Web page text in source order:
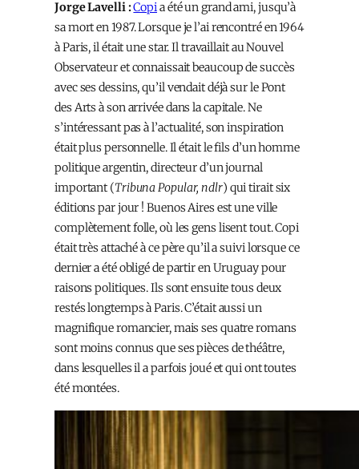
Jorge Lavelli :Copia été un grand ami, jusqu’à
sa mort en 1987. Lorsque je l’ai rencontré en 1964
à Paris, il était une star. Il travaillait au Nouvel
Observateur et connaissait beaucoup de succès
avec ses dessins, qu’il vendait déjà sur le Pont
des Arts à son arrivée dans la capitale. Ne
s’intéressant pas à l’actualité, son inspiration
était plus personnelle. Il était le fils d’un homme
politique argentin, directeur d’un journal
important (Tribuna Popular, ndlr) qui tirait six
éditions par jour ! Buenos Aires est une ville
complètement folle, où les gens lisent tout. Copi
était très attaché à ce père qu’il a suivi lorsque ce
dernier a été obligé de partir en Uruguay pour
raisons politiques. Ils sont ensuite tous deux
restés longtemps à Paris. C’était aussi un
magnifique romancier, mais ses quatre romans
sont moins connus que ses pièces de théâtre,
dans lesquelles il a parfois joué et qui ont toutes
été montées.